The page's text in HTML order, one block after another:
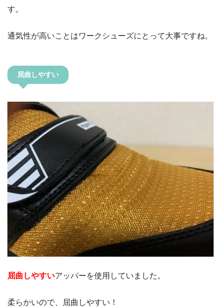
す。
通気性が高いことはワークシューズにとって大事ですね。
屈曲しやすい
屈曲しやすいアッパーを使用していました。
柔らかいので、屈曲しやすい！